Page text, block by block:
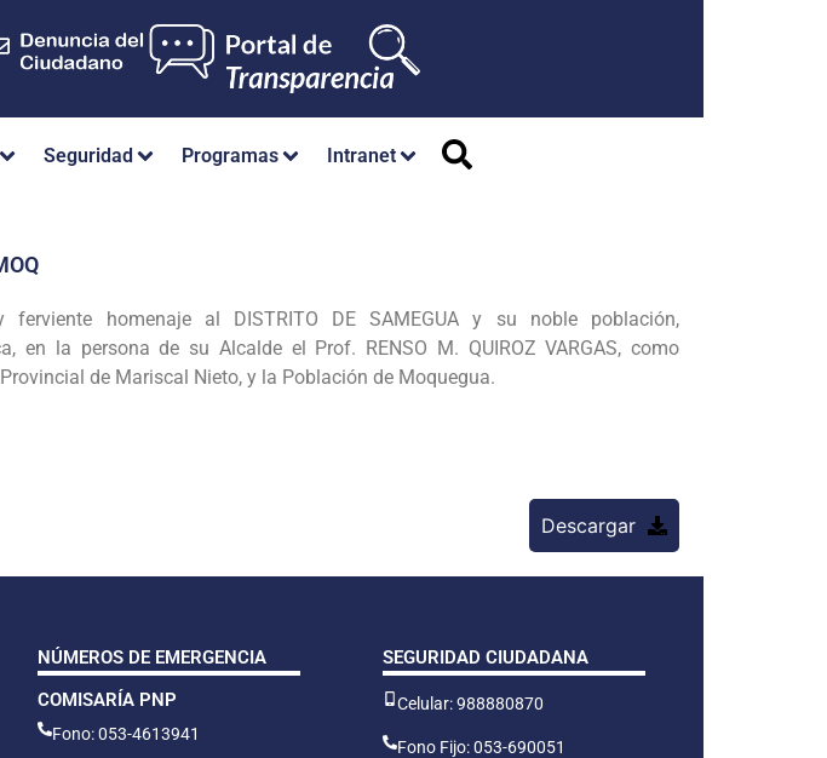
Seguridad Programas Intranet
ferviente homenaje al DISTRITO DE SAMEGUA y su noble población,
en la persona de su Alcalde el Prof. RENSO M. QUIROZ VARGAS, como
de Mariscal Nieto, y la Población de Moquegua.
Descargar
NÚMEROS DE EMERGENCIA
COMISARÍA PNP
Fono: 053-4613941
SEGURIDAD CIUDADANA
Celular: 988880870
Fono Fijo: 053-690051